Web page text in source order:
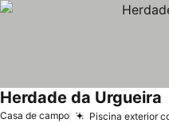
Casa de campo Piscina exterior
Herdade da Urgueira